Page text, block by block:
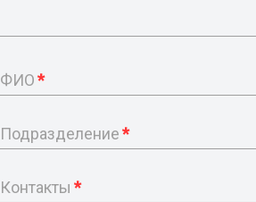
ФИО*
Подразделение*
Контакты *